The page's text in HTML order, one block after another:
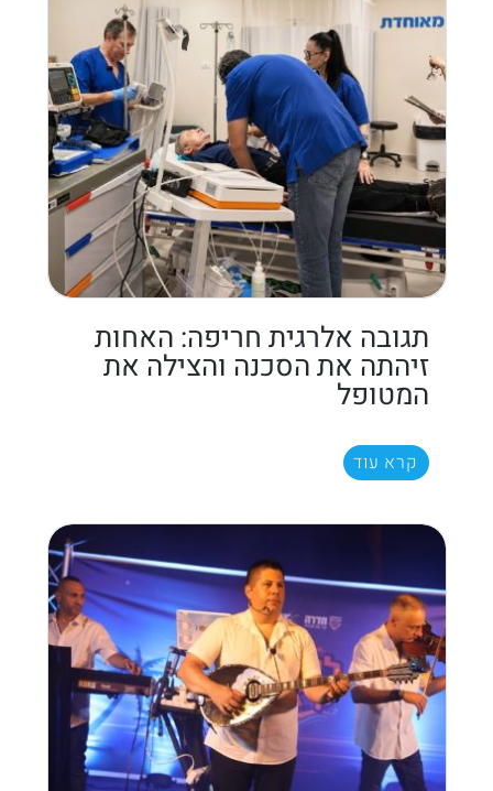
תגובה אלרגית חריפה: האחות
זיהתה את הסכנה והצילה את
המטופל
קרא עוד